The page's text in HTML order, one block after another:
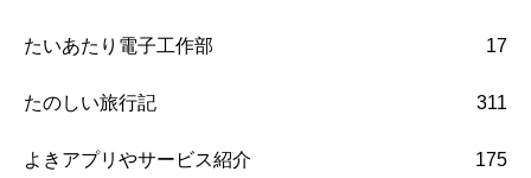
たいあたり電子工作部 17
たのしい旅行記 311
よきアプリやサービス紹介 175